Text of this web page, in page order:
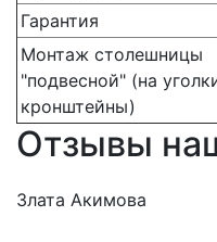
Гарантия
Монтаж столешницы
"подвесной" (на
кронштейны)
Отзывы
Злата Акимова